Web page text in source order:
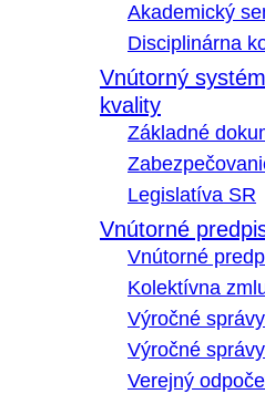
Akademický
Disciplinárna
Vnútorný
kvality
Základné
Legislatíva SR
Vnútorné
Vnútorné
Kolektívna
Výročné
Výročné
Verejný